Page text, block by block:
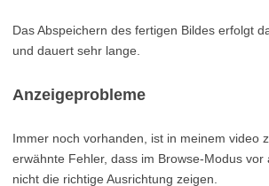
Das Abspeichern des fertigen Bildes erfolgt
und dauert sehr lange.
Anzeigeprobleme
Immer noch vorhanden, ist in meinem video
erwähnte Fehler, dass im Browse-Modus vor
nicht die richtige Ausrichtung zeigen.